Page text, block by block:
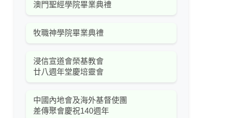
澳門聖經學院畢業典禮
牧職神學院畢業典禮
浸信宣道會榮基教會
廿八週年堂慶培靈會
中國內地會及海外基督使團
差傳聚會慶祝140週年